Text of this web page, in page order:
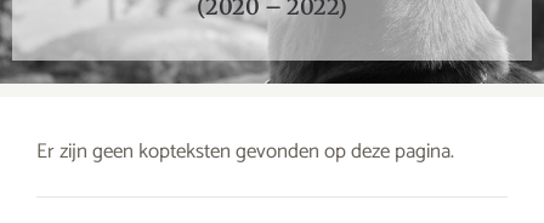
(2020 – 2022)
Er zijn geen kopteksten gevonden op deze pagina.